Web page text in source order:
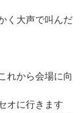
く大声で叫んだ
れから会場に向
オに行きます